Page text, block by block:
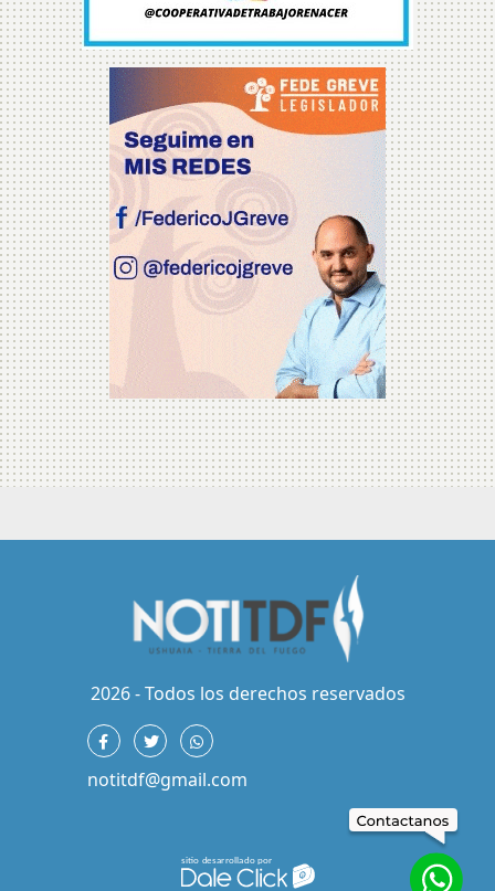
2026 - Todos los derechos reservados
notitdf@gmail.com